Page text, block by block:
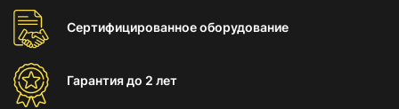
Сертифицированноеоборудование
Гарантиядо 2 лет